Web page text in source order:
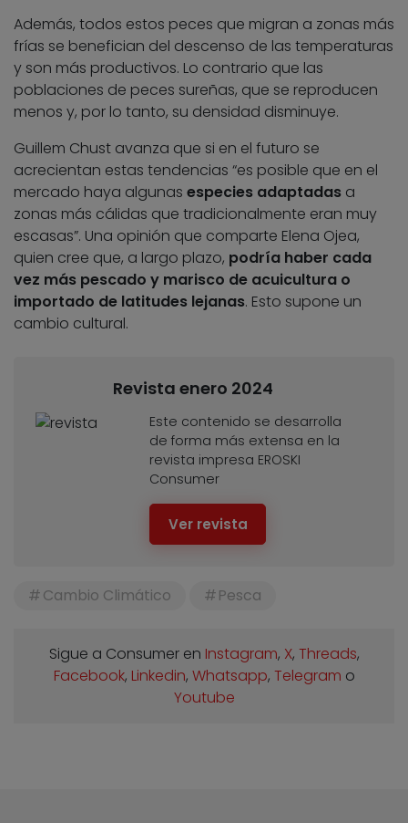
Además, todos estos peces que migran a zonas más
frías se benefician del descenso de las temperaturas
y son más productivos. Lo contrario que las
poblaciones de peces sureñas, que se reproducen
menos y, por lo tanto, su densidad disminuye.
Guillem Chust avanza que si en el futuro se
acrecientan estas tendencias “es posible que en el
mercado haya algunas especies adaptadas a
zonas más cálidas que tradicionalmente eran muy
escasas”. Una opinión que comparte Elena Ojea,
quien cree que, a largo plazo, podría haber cada
vez más pescado y marisco de acuicultura o
importado de latitudes lejanas. Esto supone un
cambio cultural.
Revista enero 2024
Este contenido se desarrolla
de forma más extensa en la
revista impresa EROSKI
Consumer
Ver revista
Cambio Climático Pesca
Sigue a Consumer en Instagram, X, Threads,
Facebook, Linkedin, Whatsapp, Telegram o
Youtube